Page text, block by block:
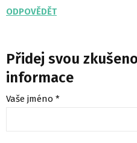
ODPOVĚDĚT
Přidej svou
informace
Vaše jméno *